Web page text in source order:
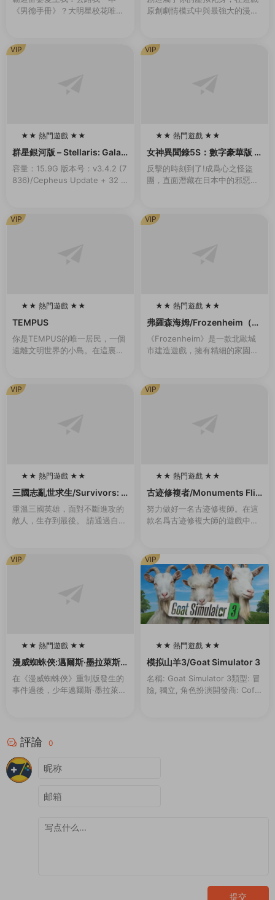
55-1.0）
《男德手冊》？大明星校花唯獨
其實愛我的美少女（白富美）背
後都有不爲人知的秘密…...
原創劇情模式中與最強大的漫畫
玩法。 名稱: JUMP FORCE類
型: 動作...
★★ 熱門遊戲 ★★
100
群星銀河版 – Stellaris: Galax
y Edition
容量：15.9G 版本号：v3.4.2 (7
836)/Cepheus Update + 32 D
VIP
★★ 熱門遊戲 ★★
100
女神異聞錄5S：數字豪華版 –
persona 5 Strikers: Digital
Deluxe Edition
反擊的時刻到了!成爲心之怪盜
團，直面潛藏在日本中的邪惡。
變……揭露真相，奪回在事件中
心的人們被囚禁的心靈！...
VIP
★★ 熱門遊戲 ★★
TEMPUS
你是TEMPUS的唯一居民，一個
遠離文明世界的小島。在這裏，
現，伴随着雷鳴般的聲音。從那
一刻起，一切都變...
VIP
★★ 熱門遊戲 ★★
100
弗羅森海姆/Frozenheim（v1.
2.0.1）
《Frozenheim》是一款北歐城
市建造遊戲，擁有精細的家園管
難險阻，跨越季節，年複一年地
發展壯大。建...
VIP
★★ 熱門遊戲 ★★
三國志亂世求生/Survivors: T
hree Kingdoms（Build.993
0442-1.1）
重溫三國英雄，面對不斷進攻的
敵人，生存到最後。 請通過自己
副官出生入死，再次成爲在曆史
戰場上不斷成長的...
VIP
★★ 熱門遊戲 ★★
100
古迹修複者/Monuments Flip
per
努力做好一名古迹修複師。在這
款名爲古迹修複大師的遊戲中你
你将在世界上最偉大的古建築中
選出你要進行修複的那...
VIP
★★ 熱門遊戲 ★★
100
漫威蜘蛛俠:邁爾斯·墨拉萊斯
的崛起/Marvel’s Spider-Ma
n: Miles Morales
在《漫威蜘蛛俠》重制版發生的
事件過後，少年邁爾斯·墨拉萊斯
激烈的權力鬥争威...
VIP
★★ 熱門遊戲 ★★
100
模拟山羊3/Goat Simulator 3
名稱: Goat Simulator 3類型: 冒
險, 獨立, 角色扮演開發商: Coffe
VIP
評論 0
提交